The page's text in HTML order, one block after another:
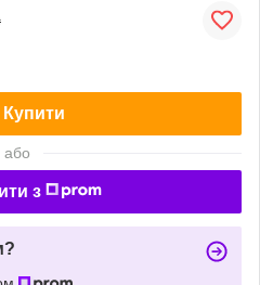
Купити
або
з